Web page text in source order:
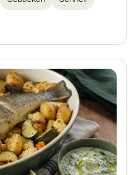
und geklärter
Idee für ein
Familie.